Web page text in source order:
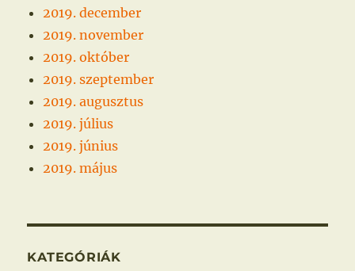
2019. december
2019. november
2019. október
2019. szeptember
2019. augusztus
2019. július
2019. június
2019. május
KATEGÓRIÁK